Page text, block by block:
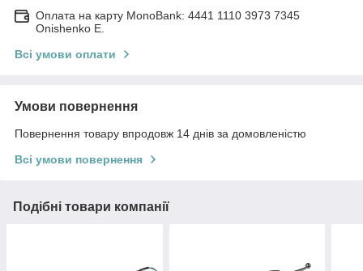
Оплата на карту MonoBank: 4441 1110 3973 7345
Onishenko E.
Всі умови оплати
Умови повернення
Повернення товару впродовж 14 днів за домовленістю
Всі умови повернення
Подібні товари компанії